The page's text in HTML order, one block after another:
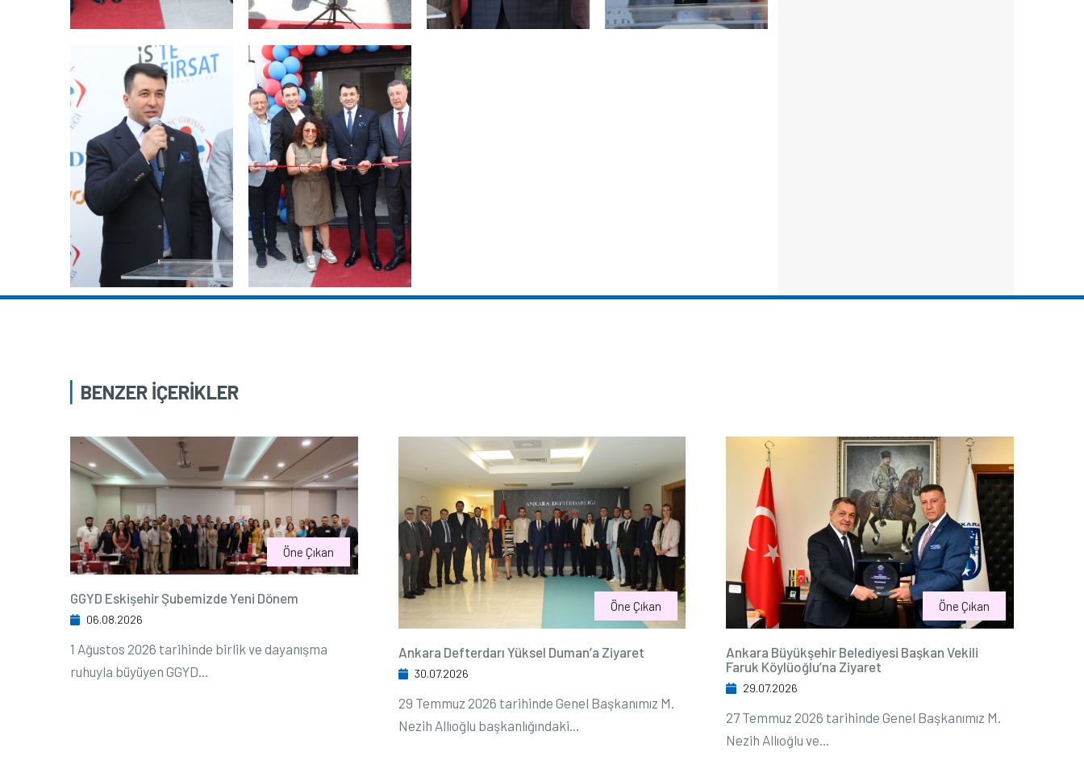
BENZER İÇERİKLER
Öne Çıkan
GGYD Eskişehir Şubemizde Yeni Dönem
06.08.2026
1 Ağustos 2026 tarihinde birlik ve dayanışma
ruhuyla büyüyen GGYD...
Öne Çıkan
Ankara Defterdarı Yüksel Duman’a Ziyaret
30.07.2026
29 Temmuz 2026 tarihinde Genel Başkanımız M.
Nezih Allıoğlu başkanlığındaki...
Öne Çıkan
Ankara Büyükşehir Belediyesi Başkan Vekili
Faruk Köylüoğlu’na Ziyaret
29.07.2026
27 Temmuz 2026 tarihinde Genel Başkanımız M.
Nezih Allıoğlu ve...